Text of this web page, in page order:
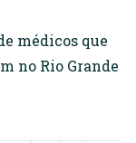
médicos que
no Rio Grande